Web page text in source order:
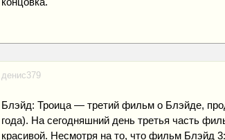
денис379
Блэйд: Троица — третий фильм о Блэйде,
года). На сегодняшний день третья часть
красивой. Несмотря на то, что фильм Блэйд